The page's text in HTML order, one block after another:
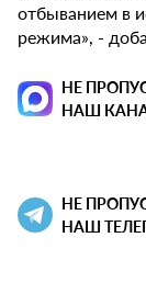
отбыванием в
режима», -
НЕ
НАШ
НЕ
НАШ